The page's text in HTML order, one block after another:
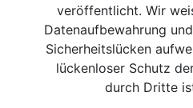
veröffentlicht. Wir
Datenaufbewahrung
Sicherheitslücken
lückenloser Schutz
durch Dritte